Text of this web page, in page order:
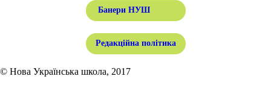
Банери НУШ
Редакційна політика
© Нова Українська школа, 2017